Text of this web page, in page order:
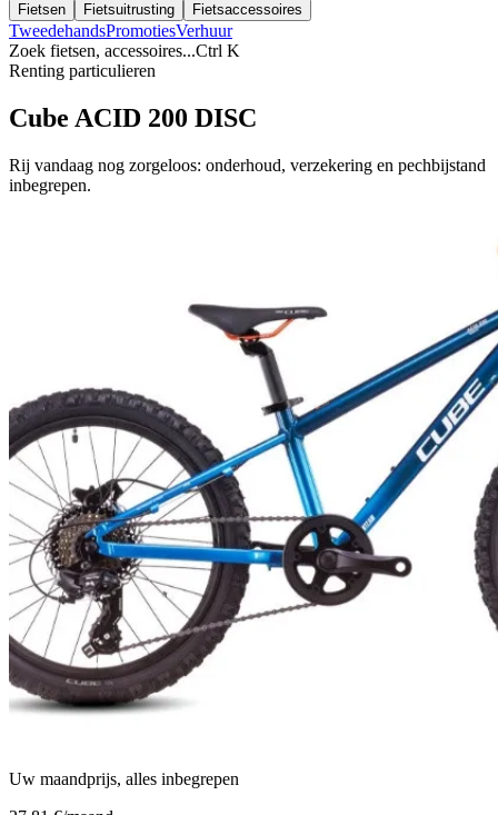
Fietsen Fietsuitrusting Fietsaccessoires
TweedehandsPromotiesVerhuur
Zoek fietsen, accessoires...Ctrl K
Renting particulieren
Cube ACID 200 DISC
Rij vandaag nog zorgeloos: onderhoud, verzekering en pechbijstand
inbegrepen.
Uw maandprijs, alles inbegrepen